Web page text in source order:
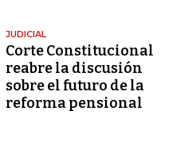
JUDICIAL
Corte Constitucional
reabre la discusión
sobre el futuro de la
reforma pensional